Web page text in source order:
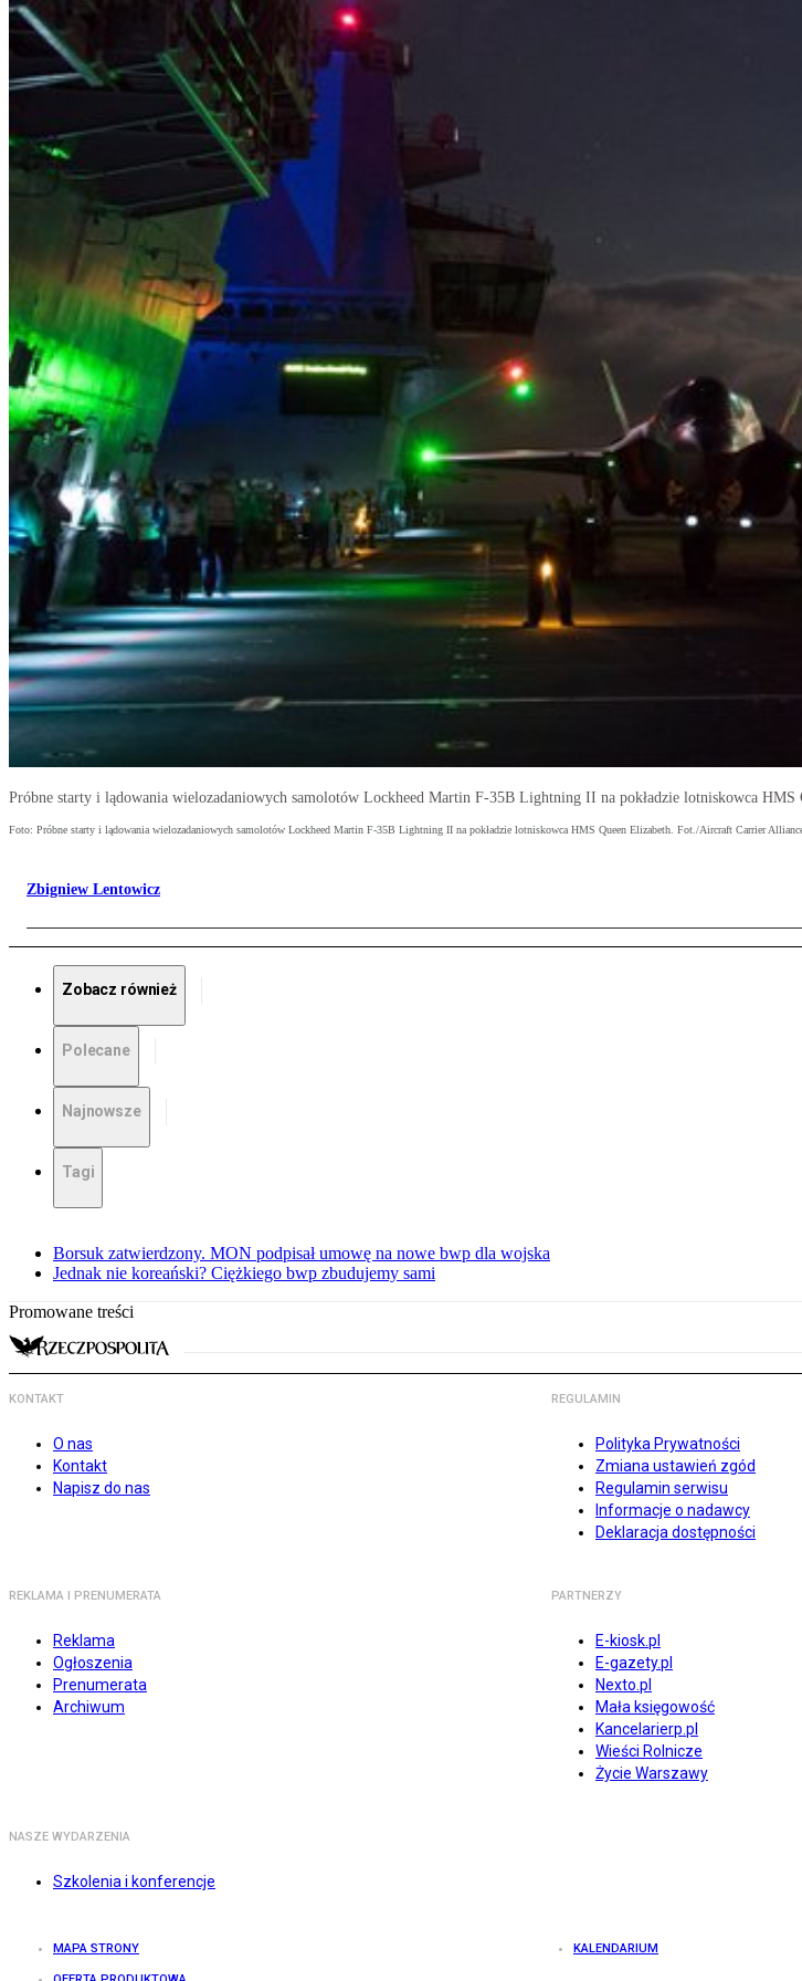
Próbne starty i lądowania wielozadaniowych samolotów Lockheed Martin F-35B Lightning II na pokładzie lotniskowca
Foto: Próbne starty i lądowania wielozadaniowych samolotów Lockheed Martin F-35B Lightning II na pokładzie lotniskowca HMS Queen Elizabeth. Fot./Aircraft Carrier
Zbigniew Lentowicz
Zobacz również
Polecane
Najnowsze
Tagi
Borsuk zatwierdzony. MON podpisał umowę na nowe bwp dla wojska
Jednak nie koreański? Ciężkiego bwp zbudujemy sami
Promowane treści
KONTAKT
O nas
Kontakt
Napisz do nas
REGULAMIN
Polityka Prywatności
Zmiana ustawień zgód
Regulamin serwisu
Informacje o nadawcy
Deklaracja dostępności
REKLAMA I PRENUMERATA
Reklama
Ogłoszenia
Prenumerata
Archiwum
PARTNERZY
E-kiosk.pl
E-gazety.pl
Nexto.pl
Mała księgowość
Kancelarierp.pl
Wieści Rolnicze
Życie Warszawy
NASZE WYDARZENIA
Szkolenia i konferencje
MAPA STRONY KALENDARIUM